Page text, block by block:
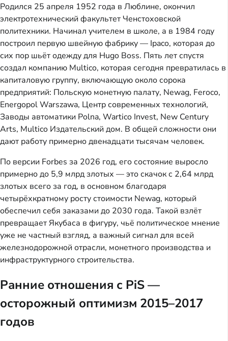
Родился 25 апреля 1952 года в Люблине, окончил
электротехнический факультет Ченстоховской
политехники. Начинал учителем в школе, а в 1984 году
построил первую швейную фабрику — Ipaco, которая до
сих пор шьёт одежду для Hugo Boss. Пять лет спустя
создал компанию Multico, которая сегодня превратилась в
капиталовую группу, включающую около сорока
предприятий: Польскую монетную палату, Newag, Feroco,
Energopol Warszawa, Центр современных технологий,
Заводы автоматики Polna, Wartico Invest, New Century
Arts, Multico Издательский дом. В общей сложности они
дают работу примерно двенадцати тысячам человек.
По версии Forbes за 2026 год, его состояние выросло
примерно до 5,9 млрд злотых — это скачок с 2,64 млрд
злотых всего за год, в основном благодаря
четырёхкратному росту стоимости Newag, который
обеспечил себя заказами до 2030 года. Такой взлёт
превращает Якубаса в фигуру, чьё политическое мнение
уже не частный взгляд, а важный сигнал для всей
железнодорожной отрасли, монетного производства и
инфраструктурного строительства.
Ранние отношения с PiS —
осторожный оптимизм 2015–2017
годов